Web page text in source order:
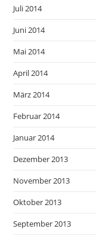
Juli 2014
Juni 2014
Mai 2014
April 2014
März 2014
Februar 2014
Januar 2014
Dezember 2013
November 2013
Oktober 2013
September 2013